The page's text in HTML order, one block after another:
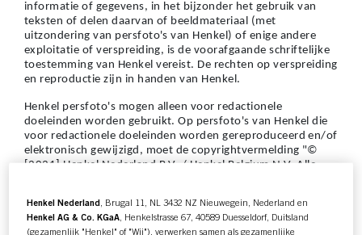
informatie of gegevens, in het bijzonder het gebruik van
teksten of delen daarvan of beeldmateriaal (met
uitzondering van persfoto's van Henkel) of enige andere
exploitatie of verspreiding, is de voorafgaande schriftelijke
toestemming van Henkel vereist. De rechten op verspreiding
en reproductie zijn in handen van Henkel.
Henkel persfoto's mogen alleen voor redactionele
doeleinden worden gebruikt. Op persfoto's van Henkel die
voor redactionele doeleinden worden gereproduceerd en/of
elektronisch gewijzigd, moet de copyrightvermelding "©
[2021] Henkel Nederland B.V. / Henkel Belgium N.V. Alle
Herdrukken is gratis, maar wij vragen om een kopie voor
onze bestanden.
Henkel Nederland , Brugal 11, NL 3432 NZ Nieuwegein, Nederland en
Henkel AG & Co. KGaA , Henkelstrasse 67, 40589 Duesseldorf, Duitsland
(gezamenlijk "Henkel" of "Wij"), verwerken samen als gezamenlijke